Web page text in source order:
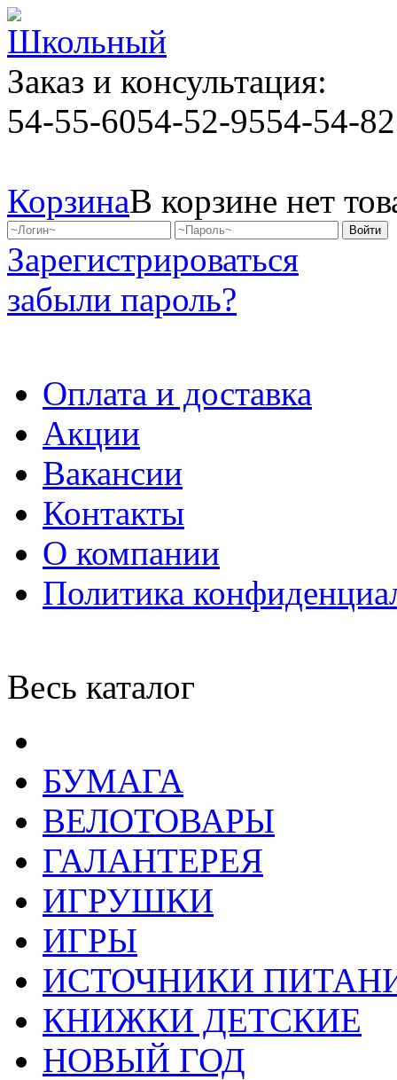
Заказ и консультация:
54-55-6054-52-9554-54-82
КорзинаВ корзине нет
Зарегистрироваться
забыли пароль?
Оплата и доставка
Акции
Вакансии
Контакты
О компании
Политика
Весь каталог
БУМАГА
ВЕЛОТОВАРЫ
ГАЛАНТЕРЕЯ
ИГРУШКИ
ИГРЫ
ИСТОЧНИКИ
КНИЖКИ ДЕТСКИЕ
НОВЫЙ ГОД